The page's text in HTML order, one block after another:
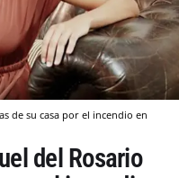
de su casa por el incendio en
del Rosario